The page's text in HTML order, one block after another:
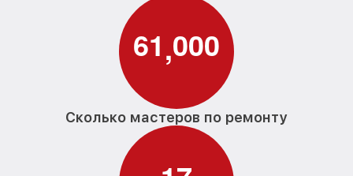
61,000
Сколько мастеров по ремонту